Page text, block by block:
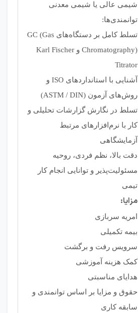
شیمی عالی یا شیمی معدنی
توانمندی‌ها:
تسلط کامل بر دستگاه‌های GC (Gas
Chromatography) و Karl Fischer
Titrator
آشنایی با استانداردهای ISO و
روش‌های آزمون (ASTM / DIN)
تسلط در نگارش گزارشات تحلیلی و
کار با نرم‌افزارهای مرتبط
آزمایشگاهی
دقت بالا، نظم فردی، روحیه
مسئولیت‌پذیر و توانایی انجام کار
تیمی
مزایا:
امریه سربازی
بیمه تکمیلی
سرویس رفت و برگشت
کمک هزینه آموزشی
هدایای مناسبتی
حقوق و مزایا بر اساس توانمندی و
سابقه کاری